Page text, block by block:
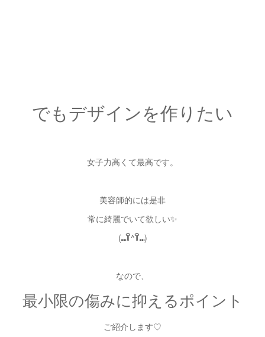
でもデザインを作りたい
女子力高くて最高です。
美容師的には是非
常に綺麗でいて欲しい✨
(⑉꒦ິ^꒦ິ⑉)
なので、
最小限の傷みに抑えるポイント
ご紹介します♡